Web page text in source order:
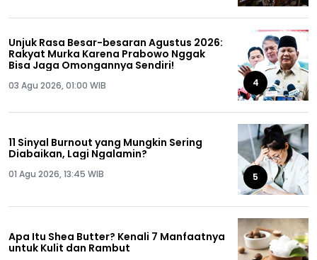
Unjuk Rasa Besar-besaran Agustus 2026:
Rakyat Murka Karena Prabowo Nggak
Bisa Jaga Omongannya Sendiri!
03 Agu 2026, 01:00 WIB 4
11 Sinyal Burnout yang Mungkin Sering
Diabaikan, Lagi Ngalamin?
01 Agu 2026, 13:45 WIB 5
Apa Itu Shea Butter? Kenali 7 Manfaatnya
untuk Kulit dan Rambut